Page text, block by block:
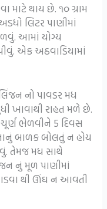
માટે થાય છે. ૧૦ ગ્રામ
લિટર પાણીમાં
આમાં યોગ્ય
એક અઠવાડિયામાં
નો પાવડર મધ
ખાવાથી રાહત મળે છે.
ભેળવીને 5 દિવસ
બાળક બોલતું ન હોય
તેમજ મધ સાથે
નું મૂળ પાણીમાં
થી ઊંઘ ન આવતી